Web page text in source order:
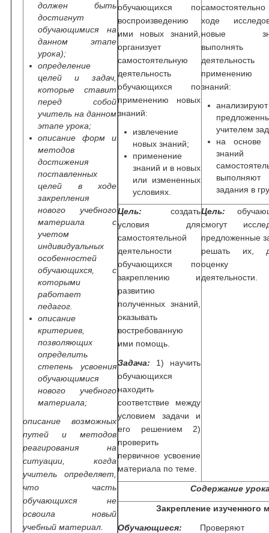
должен быть
достигнут
обучающимися на
данном этапе
урока);
определение
целей и задач,
которые ставит
перед собой
учитель на данном
этапе урока;
описание форм и
методов
достижения
поставленных
целей в ходе
закрепления
нового учебного
материала с
учетом
индивидуальных
особенностей
обучающихся, с
которыми
работает
педагог.
описание
критериев,
позволяющих
определить
степень усвоения
обучающимися
нового учебного
материала;
описание возможных
путей и методов
реагирования на
ситуации, когда
учитель определяет,
что часть
обучающихся не
освоила новый
учебный материал.
обучающихся по
воспроизведению
ими новых знаний,
организует
самостоятельную
деятельность
обучающихся по
применению новых
знаний:
извлечение
новых знаний;
применение
знаний и в новых
или измененных
условиях.
ходе
новые
выполнять
применению
знаний:
анализируют
учителем
на основе
знаний
выполняют
задания в
Цель: создать
условия для
самостоятельной
деятельности
обучающихся по
закреплению и
развитию
полученных знаний,
оказывать
востребованную
ими помощь.
Задача: 1) научить
обучающихся
находить
соответствие между
условием задачи и
его решением 2)
проверить
первичное усвоение
материала по теме.
Цель:
смогут
предложенные
решать их,
оценку
деятельности.
Содержание
Закрепление изученного
Обучающиеся: Проверяют